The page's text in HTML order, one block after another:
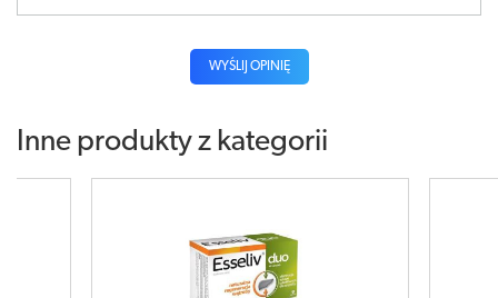
WYŚLIJ OPINIĘ
Inne produkty z kategorii